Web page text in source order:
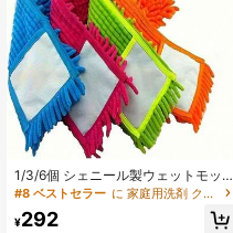
1/3/6個 シェニール製ウェットモップ
交換ヘッド、フラットスプレーモッ
ック、厚手シェニール素材 強力な吸
#8 ベストセラー に 家庭用洗剤 クリーニングツールの交換
¥292